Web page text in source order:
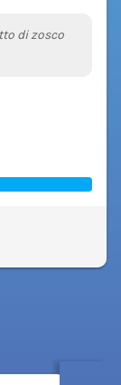
di zosco